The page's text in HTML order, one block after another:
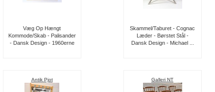
Væg Op Hængt
Kommode/Skab - Palisander
- Dansk Design - 1960erne
Skammel/Taburet - Cognac
Læder - Børstet Stål -
Dansk Design - Michael ...
Antik Pjot Galleri NT